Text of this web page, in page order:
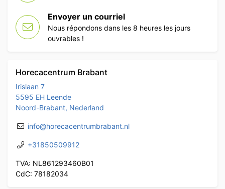
Envoyer un courriel
Nous répondons dans les 8 heures les jours
ouvrables !
Horecacentrum Brabant
Irislaan 7
5595 EH Leende
Noord-Brabant, Nederland
info@horecacentrumbrabant.nl
+31850509912
TVA: NL861293460B01
CdC: 78182034